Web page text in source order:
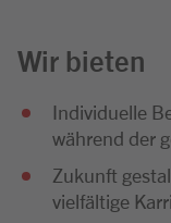
Wir bieten
Individuelle
während der
Zukunft
vielfältige